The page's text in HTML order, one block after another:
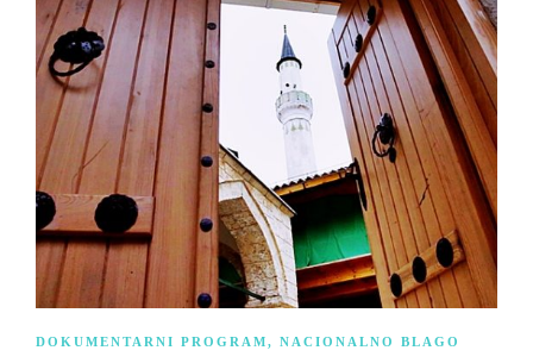
DOKUMENTARNI PROGRAM, NACIONALNO BLAGO